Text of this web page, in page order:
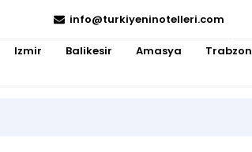
info@turkiyeninotelleri.com
Izmir Balikesir Amasya Trabzon